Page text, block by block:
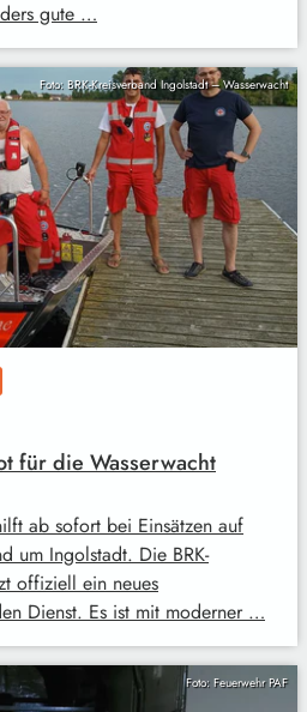
gute …
Foto: BRK-Kreisverband Ingolstadt – Wasserwacht
für die Wasserwacht
ab sofort bei Einsätzen auf
um Ingolstadt. Die BRK-
offiziell ein neues
Dienst. Es ist mit moderner …
Foto: Feuerwehr PAF